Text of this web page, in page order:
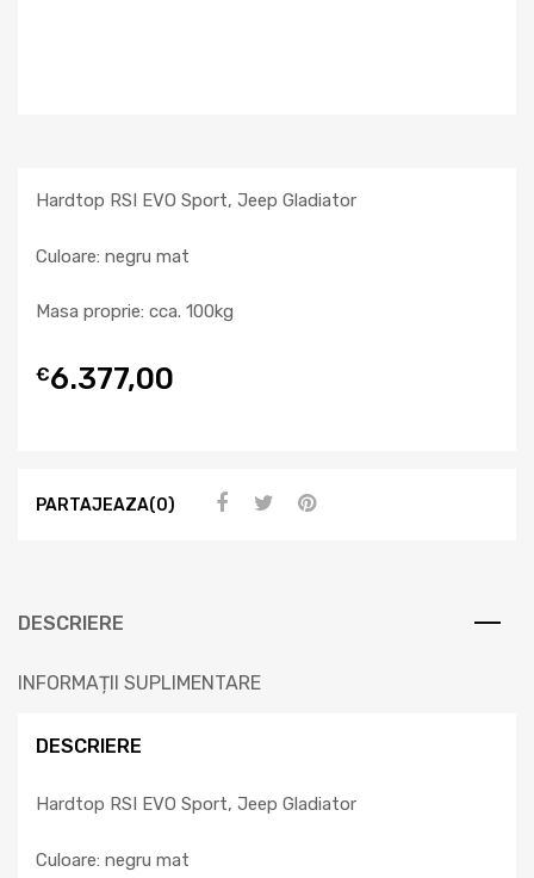
Hardtop RSI EVO Sport, Jeep Gladiator
Culoare: negru mat
Masa proprie: cca. 100kg
€6.377,00
PARTAJEAZA(0)
DESCRIERE
INFORMAȚII SUPLIMENTARE
DESCRIERE
Hardtop RSI EVO Sport, Jeep Gladiator
Culoare: negru mat